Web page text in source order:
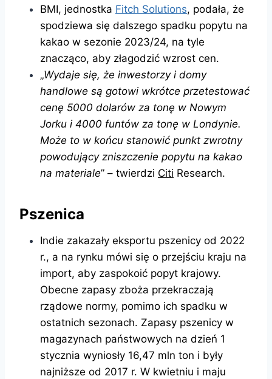
BMI, jednostka Fitch Solutions, podała, że
spodziewa się dalszego spadku popytu na
kakao w sezonie 2023/24, na tyle
znacząco, aby złagodzić wzrost cen.
„Wydaje się, że inwestorzy i domy
handlowe są gotowi wkrótce przetestować
cenę 5000 dolarów za tonę w Nowym
Jorku i 4000 funtów za tonę w Londynie.
Może to w końcu stanowić punkt zwrotny
powodujący zniszczenie popytu na kakao
na materiale” – twierdzi Citi Research.
Pszenica
Indie zakazały eksportu pszenicy od 2022
r., a na rynku mówi się o przejściu kraju na
import, aby zaspokoić popyt krajowy.
Obecne zapasy zboża przekraczają
rządowe normy, pomimo ich spadku w
ostatnich sezonach. Zapasy pszenicy w
magazynach państwowych na dzień 1
stycznia wyniosły 16,47 mln ton i były
najniższe od 2017 r. W kwietniu i maju